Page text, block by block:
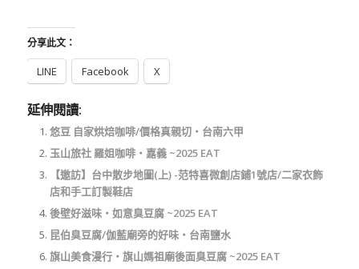
分享此文：
LINE Facebook X
延伸閱讀:
悠豆 自家烘焙咖啡/價格真親切‧台南六甲
玉山旅社 羅姐咖啡‧嘉義 ~2025 EAT
【邀訪】台中散步地圖(上) -范特喜微創店鋪1號店/二家衣飾
店和手工訂製鞋店
後壁好滋味‧如意臭豆腐 ~2025 EAT
昆伯臭豆腐/伽藍廟旁的好味‧台南鹽水
旗山美食漫行‧旗山媽祖廟後面臭豆腐 ~2025 EAT